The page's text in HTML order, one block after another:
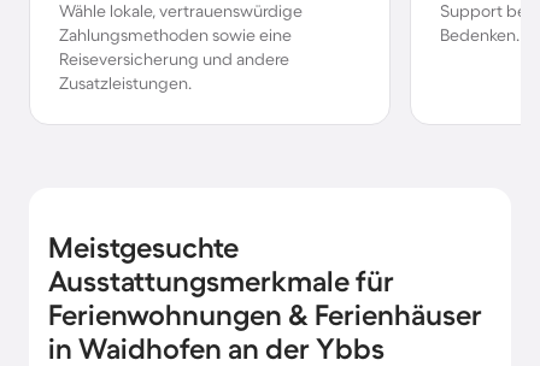
Wähle lokale, vertrauenswürdige
Zahlungsmethoden sowie eine
Reiseversicherung und andere
Zusatzleistungen.
Support bei
Bedenken.
Meistgesuchte
Ausstattungsmerkmale für
Ferienwohnungen & Ferienhäuser
in Waidhofen an der Ybbs